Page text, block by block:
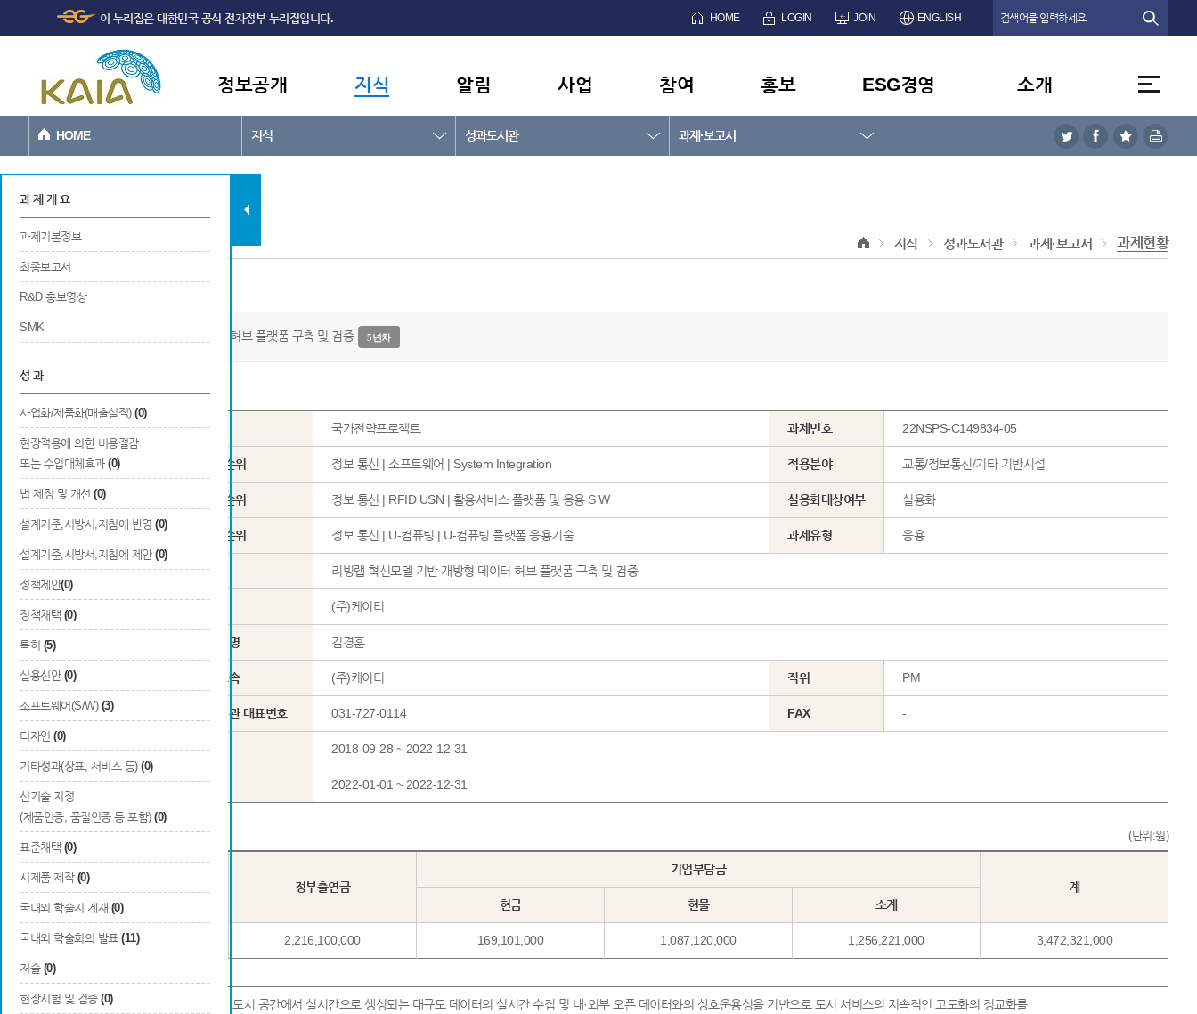
본문바로가기
이 누리집은 대한민국 공식 전자정부 누리집입니다. HOME LOGIN JOIN ENGLISH
정보공개 지식 알림 사업 참여 홍보 ESG경영 소개
HOME 지식 성과도서관 과제·보고서
지식
지식 성과도서관 과제·보고서 과제현황
과 제 개 요
과제기본정보
최종보고서
R&D 홍보영상
SMK
성 과
사업화/제품화(매출실적) (0)
현장적용에 의한 비용절감
또는 수입대체효과 (0)
법 제정 및 개선 (0)
설계기준,시방서,지침에 반영 (0)
설계기준,시방서,지침에 제안 (0)
정책제안(0)
정책채택 (0)
특허 (5)
실용신안 (0)
소프트웨어(S/W) (3)
디자인 (0)
기타성과(상표, 서비스 등) (0)
신기술 지정
(제품인증, 품질인증 등 포함) (0)
표준채택 (0)
시제품 제작 (0)
국내외 학술지 게재 (0)
국내외 학술회의 발표 (11)
저술 (0)
현장시험 및 검증 (0)
과제기본정보
리빙랩 혁신모델 기반 개방형 데이터 허브 플랫폼 구축 및 검증 5년차
사업명 국가전략프로젝트 과제번호 22NSPS-C149834-05
국가과학표준분류
1순위 정보 통신 | 소프트웨어 | System Integration 적용분야 교통/정보통신/기타 기반시설
2순위 정보 통신 | RFID USN | 활용서비스 플랫폼 및 응용 S W 실용화대상여부 실용화
3순위 정보 통신 | U-컴퓨팅 | U-컴퓨팅 플랫폼 응용기술 과제유형 응용
과제명 리빙랩 혁신모델 기반 개방형 데이터 허브 플랫폼 구축 및 검증
(주)케이티
총괄연구 책임자
성명 김경훈
소속 (주)케이티 직위 PM
기관 대표번호 031-727-0114 FAX -
총 연구기간 2018-09-28 ~ 2022-12-31
당해연도 연구기간 2022-01-01 ~ 2022-12-31
(단위:원)
정부출연금
기업부담금
계
현금
현물 소계
5차년도 2,216,100,000 169,101,000 1,087,120,000 1,256,221,000 3,472,321,000
ㅇ 도시 공간에서 실시간으로 생성되는 대규모 데이터의 실시간 수집 및 내·외부 오픈 데이터와의 상호운용성을 기반으로 도시 서비스의 지속적인 고도화의 정교화를